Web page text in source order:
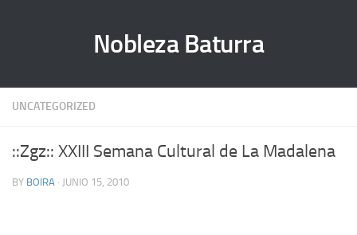
Nobleza Baturra
UNCATEGORIZED
::Zgz:: XXIII Semana Cultural de La Madalena
BY BOIRA · JUNIO 15, 2010